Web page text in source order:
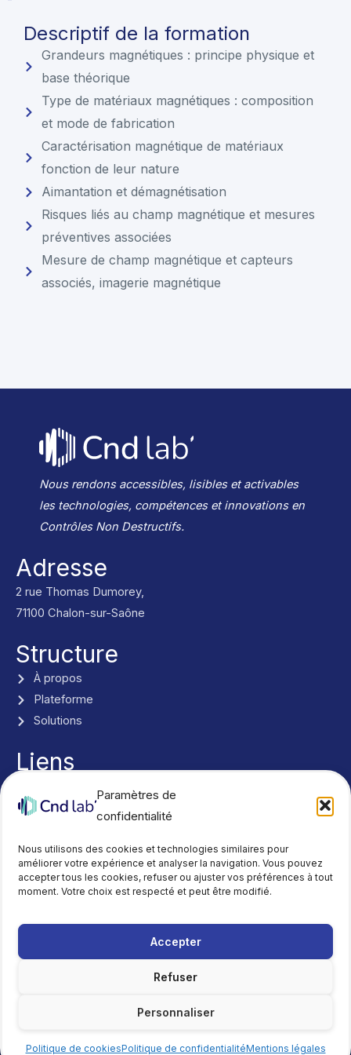
Paramètres de
confidentialité
Nous utilisons des cookies et technologies similaires pour
améliorer votre expérience et analyser la navigation. Vous pouvez
accepter tous les cookies, refuser ou ajuster vos préférences à tout
moment. Votre choix est respecté et peut être modifié.
Accepter
Refuser
Personnaliser
Politique de cookiesPolitique de confidentialitéMentions légales
Descriptif de la formation
Grandeurs magnétiques : principe physique et
base théorique
Type de matériaux magnétiques : composition
et mode de fabrication
Caractérisation magnétique de matériaux
fonction de leur nature
Aimantation et démagnétisation
Risques liés au champ magnétique et mesures
préventives associées
Mesure de champ magnétique et capteurs
associés, imagerie magnétique
Nous rendons accessibles, lisibles et activables
les technologies, compétences et innovations en
Contrôles Non Destructifs.
Adresse
2 rue Thomas Dumorey,
71100 Chalon-sur-Saône
Structure
À propos
Plateforme
Solutions
Liens
Actualités
Y
o
u
u
e
L
i
n
e
i
Mentions légales
Copyright © 2026 CND Lab'